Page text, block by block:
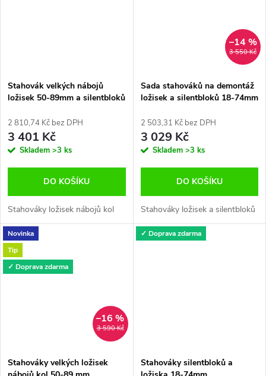
Stahovák velkých nábojů
ložisek 50-89mm a silentbloků
2 810,74 Kč bez DPH
3 401 Kč
Skladem >3 ks
DO KOŠÍKU
Stahováky ložisek nábojů kol
3 550 Kč
–14 %
Sada stahováků na demontáž
ložisek a silentbloků 18-74mm
2 503,31 Kč bez DPH
3 029 Kč
Skladem >3 ks
DO KOŠÍKU
Stahováky ložisek a silentbloků
Novinka
Tip
✓ Doprava zdarma
3 590 Kč
–16 %
Stahováky velkých ložisek
✓ Doprava zdarma
Stahováky silentbloků a